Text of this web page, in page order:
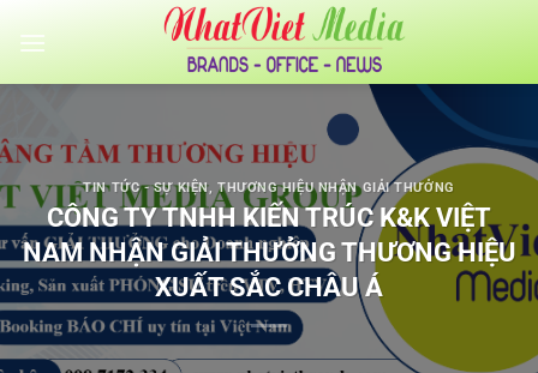
qua
TIN TỨC - SỰ KIỆN, THƯƠNG HIỆU NHẬN GIẢI THƯỞNG
CÔNG TY TNHH KIẾN TRÚC K&K VIỆT
NAM NHẬN GIẢI THƯỞNG THƯƠNG HIỆU
XUẤT SẮC CHÂU Á